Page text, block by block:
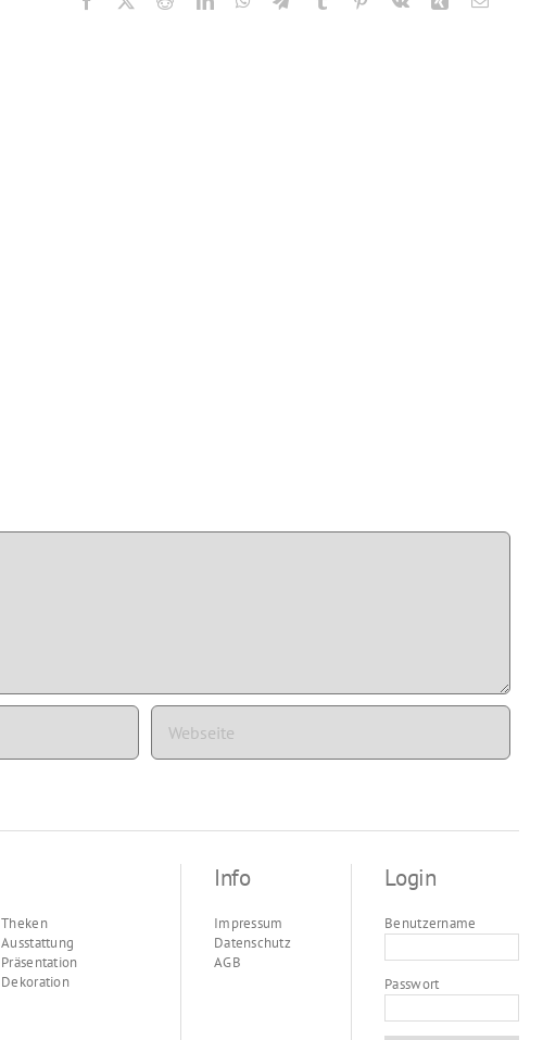
Theken
Ausstattung
Präsentation
Dekoration
Info
Impressum
Datenschutz
AGB
Login
Benutzername
Passwort